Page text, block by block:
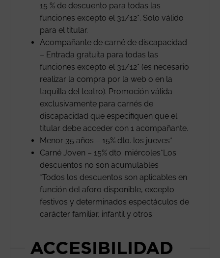
15 % de descuento para todas las
funciones excepto el 31/12*. Solo válido
para el titular.
Acompañante de carné de discapacidad
– Entrada gratuita para todas las
funciones excepto el 31/12* (es necesario
realizar la compra por la web o en la
taquilla del teatro). Promoción válida
exclusivamente para carnés de
discapacidad que especifiquen que el
titular debe acceder con 1 acompañante.
Menor 35 años – 15% dto. los jueves*
Carné Joven – 15% dto. miércoles*Los
descuentos no son acumulables
*Todos los descuentos son aplicables en
función del aforo disponible, excepto
festivos y determinados espectáculos de
carácter familiar, infantil y otros.
ACCESIBILIDAD